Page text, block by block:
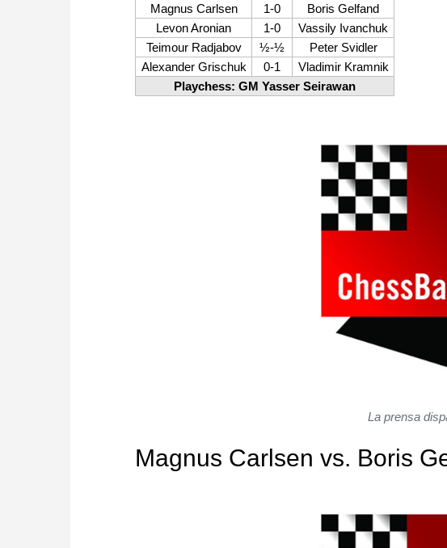
Magnus Carlsen 1-0
Boris Gelfand
Levon Aronian
1-0
Vassily Ivanchuk
Teimour Radjabov
½-½
Peter Svidler
Alexander Grischuk
0-1
Vladimir Kramnik
Playchess: GM Yasser Seirawan
La prensa
Magnus Carlsen vs. Boris